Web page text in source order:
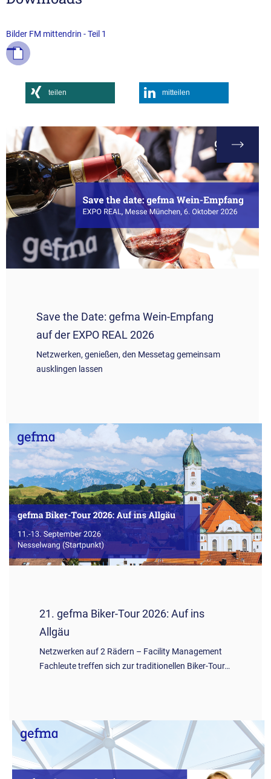
Bilder FM mittendrin - Teil 1
teilen mitteilen
Save the Date: gefma Wein-Empfang
auf der EXPO REAL 2026
Netzwerken, genießen, den Messetag gemeinsam
ausklingen lassen
21. gefma Biker-Tour 2026: Auf ins
Allgäu
Netzwerken auf 2 Rädern – Facility Management
Fachleute treffen sich zur traditionellen Biker-Tour…